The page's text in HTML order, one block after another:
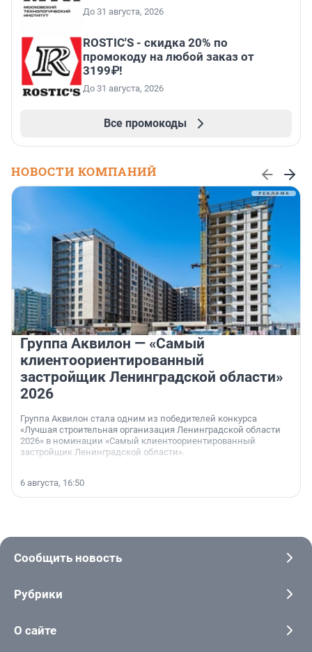
До 31 августа, 2026
ROSTIC'S - скидка 20% по
промокоду на любой заказ от
3199₽!
До 31 августа, 2026
Все промокоды
НОВОСТИ КОМПАНИЙ
Группа Аквилон — «Самый
клиентоориентированный
застройщик Ленинградской области»
2026
Группа Аквилон стала одним из победителей конкурса
«Лучшая строительная организация Ленинградской области
2026» в номинации «Самый клиентоориентированный
застройщик Ленинградской области».
6 августа, 16:50
Сообщить новость
Рубрики
О сайте